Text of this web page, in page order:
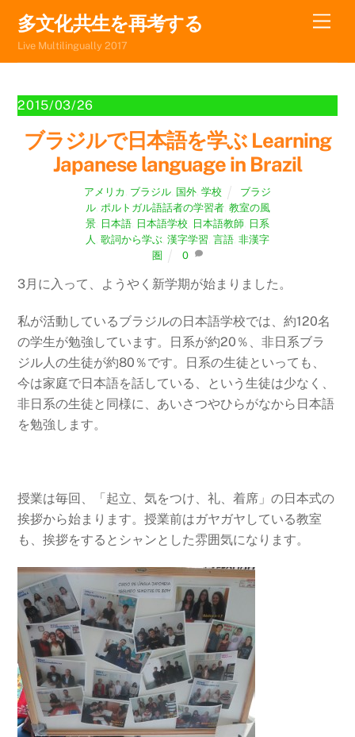
content
多文化共生を再考する
Live Multilingually 2017
2015/03/26
ブラジルで日本語を学ぶ Learning
Japanese language in Brazil
アメリカ ブラジル 国外 ,学校
ブラジ
ル, ポルトガル語話者の学習者, 教室の風
景 日本語 日本語学校 日本語教師 日系
人 歌詞から学ぶ 漢字学習 言語 非漢字
圏
0
3月に入って、ようやく新学期が始まりました。
私が活動しているブラジルの日本語学校では、約120名
の学生が勉強しています。日系が約20％、非日系ブラ
ジル人の生徒が約80％です。日系の生徒といっても、
今は家庭で日本語を話している、という生徒は少なく、
非日系の生徒と同様に、あいさつやひらがなから日本語
を勉強します。
授業は毎回、「起立、気をつけ、礼、着席」の日本式の
挨拶から始まります。授業前はガヤガヤしている教室
も、挨拶をするとシャンとした雰囲気になります。